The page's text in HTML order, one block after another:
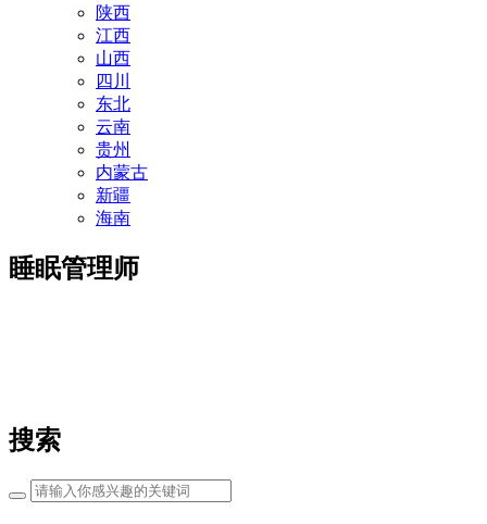
陕西
江西
山西
四川
东北
云南
贵州
内蒙古
新疆
海南
睡眠管理师
搜索